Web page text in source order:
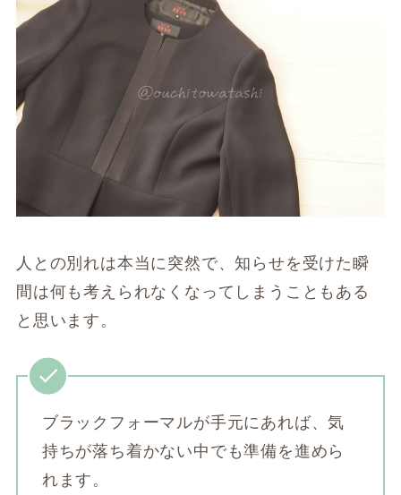
人との別れは本当に突然で、知らせを受けた瞬
間は何も考えられなくなってしまうこともある
と思います。
ブラックフォーマルが手元にあれば、気
持ちが落ち着かない中でも準備を進めら
れます。